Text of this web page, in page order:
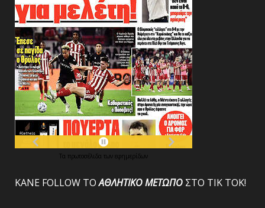
Τα πρωτοσέλιδα των εφημερίδων
ΚΑΝΕ FOLLOW ΤΟΑΘΛΗΤΙΚΟΜΕΤΩΠΟ ΣΤΟ ΤΙΚ ΤΟΚ!